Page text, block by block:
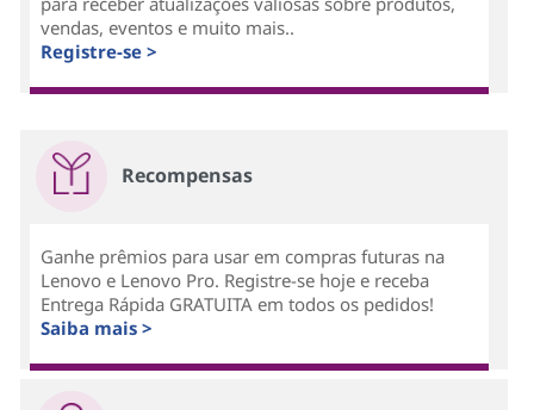
vendas, eventos e muito mais..
Registre-se >
Recompensas
Ganhe prêmios para usar em compras futuras na
Lenovo e Lenovo Pro. Registre-se hoje e receba
Entrega Rápida GRATUITA em todos os pedidos!
Saiba mais >